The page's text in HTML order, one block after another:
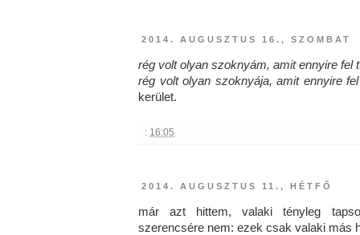
2014. AUGUSZTUS 16., SZOMBAT
rég volt olyan szoknyám, amit ennyire fel
rég volt olyan szoknyája, amit ennyire
kerület.
: 16:05
2014. AUGUSZTUS 11., HÉTFŐ
már azt hittem, valaki tényleg
szerencsére nem: ezek csak valaki más